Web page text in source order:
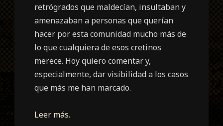
retrógrados que maldecían, insultaban y
amenazaban a personas que querían
hacer por esta comunidad mucho más de
lo que cualquiera de esos cretinos
merece. Hoy quiero comentar y,
especialmente, dar visibilidad a los casos
que más me han marcado.
Leer más.